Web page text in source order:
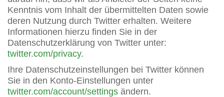
Kenntnis vom Inhalt der übermittelten Daten sowie
deren Nutzung durch Twitter erhalten. Weitere
Informationen hierzu finden Sie in der
Datenschutzerklärung von Twitter unter:
twitter.com/privacy.
Ihre Datenschutzeinstellungen bei Twitter können
Sie in den Konto-Einstellungen unter
twitter.com/account/settings ändern.